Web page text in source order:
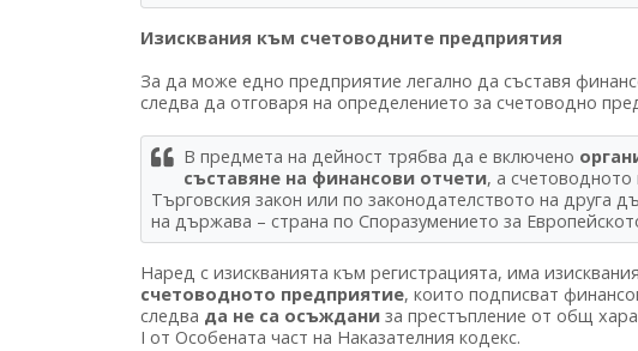
Изисквания към счетоводните предприятия
За да може едно предприятие легално да съставя
следва да отговаря на определението за счетоводно
В предмета на дейност трябва да е включено
съставяне на финансови отчети, а
Търговския закон или по законодателството на друга
на държава – страна по Споразумението за
Наред с изискванията към регистрацията, има
счетоводното предприятие, които подписват
следва да не са осъждани за престъпление от общ
I от Особената част на Наказателния кодекс.